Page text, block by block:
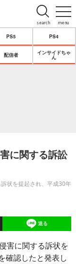
menu
search
PS5 PS4
配信者
インサイドちゃ
ん
に関する訴訟
状を提起され、平成30年
送る
害に関する訴状を
確認したと発表し